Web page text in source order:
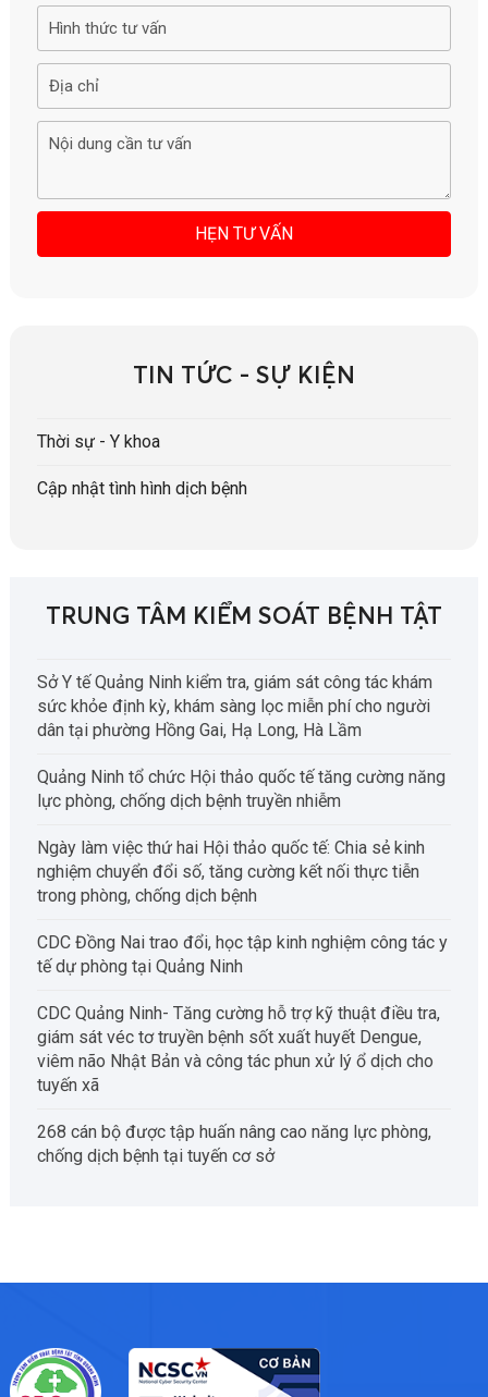
TIN TỨC - SỰ KIỆN
Thời sự - Y khoa
Cập nhật tình hình dịch bệnh
TRUNG TÂM KIỂM SOÁT BỆNH TẬT
Sở Y tế Quảng Ninh kiểm tra, giám sát công tác khám
sức khỏe định kỳ, khám sàng lọc miễn phí cho người
dân tại phường Hồng Gai, Hạ Long, Hà Lầm
Quảng Ninh tổ chức Hội thảo quốc tế tăng cường năng
lực phòng, chống dịch bệnh truyền nhiễm
Ngày làm việc thứ hai Hội thảo quốc tế: Chia sẻ kinh
nghiệm chuyển đổi số, tăng cường kết nối thực tiễn
trong phòng, chống dịch bệnh
CDC Đồng Nai trao đổi, học tập kinh nghiệm công tác y
tế dự phòng tại Quảng Ninh
CDC Quảng Ninh- Tăng cường hỗ trợ kỹ thuật điều tra,
giám sát véc tơ truyền bệnh sốt xuất huyết Dengue,
viêm não Nhật Bản và công tác phun xử lý ổ dịch cho
tuyến xã
268 cán bộ được tập huấn nâng cao năng lực phòng,
chống dịch bệnh tại tuyến cơ sở